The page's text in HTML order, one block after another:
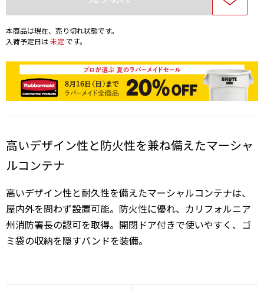
本商品は現在、売り切れ状態です。
入荷予定日は未定 です。
高いデザイン性と防火性を兼ね備えたマーシャ
ルコンテナ
高いデザイン性と耐久性を備えたマーシャルコンテナは、
屋内外を問わず設置可能。防火性に優れ、カリフォルニア
州消防署長の認可を取得。開閉ドア付きで使いやすく、ゴ
ミ袋の収納を隠すバンドを装備。